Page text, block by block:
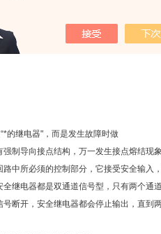
的继电器"，而是发生故障时做
制导向接点结构，万一发生接点熔结现
中所必须的控制部分，它接受安全输入
继电器都是双通道信号型，只有两个通
断开，安全继电器都会停止输出，直到